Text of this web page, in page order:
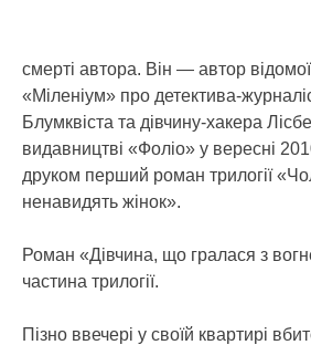
смерті автора. Він — автор відомої
«Міленіум» про детектива-
Блумквіста та дівчину-хакера
видавництві «Фоліо» у вересні
друком перший роман трилогії
ненавидять жінок».
Роман «Дівчина, що гралася з
частина трилогії.
Пізно ввечері у своїй квартирі